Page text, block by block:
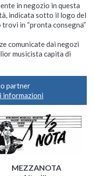
in negozio in questa
indicata sotto il logo del
in “pronta consegna”
comunicate dai negozi
musicista capita di
partner
informazioni
MEZZANOTA